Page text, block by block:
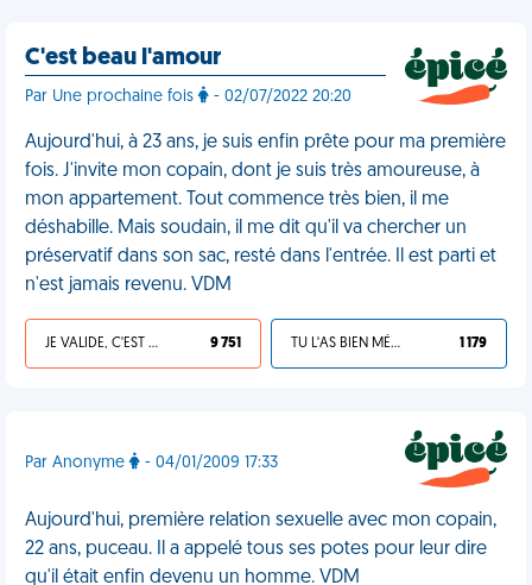
C'est beau l'amour
Par Une prochaine fois - 02/07/2022 20:20
Aujourd'hui, à 23 ans, je suis enfin prête pour ma première
fois. J'invite mon copain, dont je suis très amoureuse, à
mon appartement. Tout commence très bien, il me
déshabille. Mais soudain, il me dit qu'il va chercher un
préservatif dans son sac, resté dans l'entrée. Il est parti et
n'est jamais revenu. VDM
JE VALIDE, C'EST UNE VDM 9 751 TU L'AS BIEN MÉRITÉ 1 179
Par Anonyme - 04/01/2009 17:33
Aujourd'hui, première relation sexuelle avec mon copain,
22 ans, puceau. Il a appelé tous ses potes pour leur dire
qu'il était enfin devenu un homme. VDM